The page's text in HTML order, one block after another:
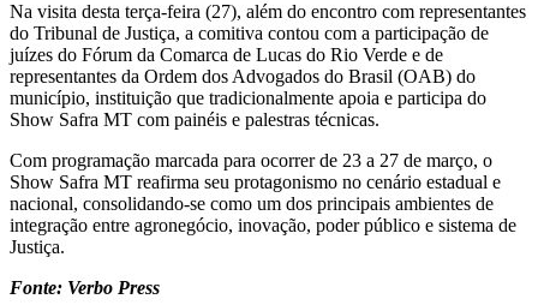
Na visita desta terça-feira (27), além do encontro com representantes
do Tribunal de Justiça, a comitiva contou com a participação de
juízes do Fórum da Comarca de Lucas do Rio Verde e de
representantes da Ordem dos Advogados do Brasil (OAB) do
município, instituição que tradicionalmente apoia e participa do
Show Safra MT com painéis e palestras técnicas.
Com programação marcada para ocorrer de 23 a 27 de março, o
Show Safra MT reafirma seu protagonismo no cenário estadual e
nacional, consolidando-se como um dos principais ambientes de
integração entre agronegócio, inovação, poder público e sistema de
Justiça.
Fonte: Verbo Press